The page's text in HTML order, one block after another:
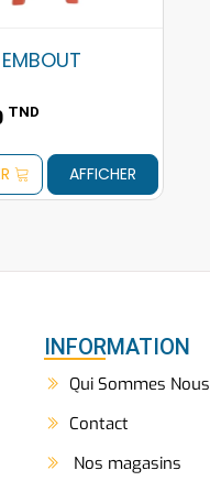
TND
AFFICHER
INFORMATION
Qui Sommes Nous
Contact
Nos magasins